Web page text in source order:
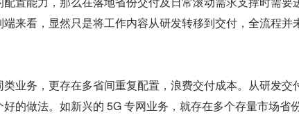
来看，显然只是将工作内容从研发转移到交付，全流程并
业务，更存在多省间重复配置，浪费交付成本。从研发交
的做法。如新兴的 5G 专网业务，就存在多个存量市场省